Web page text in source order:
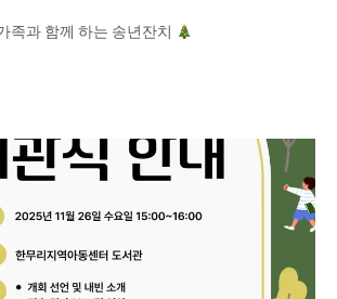
족과 함께 하는 송년잔치